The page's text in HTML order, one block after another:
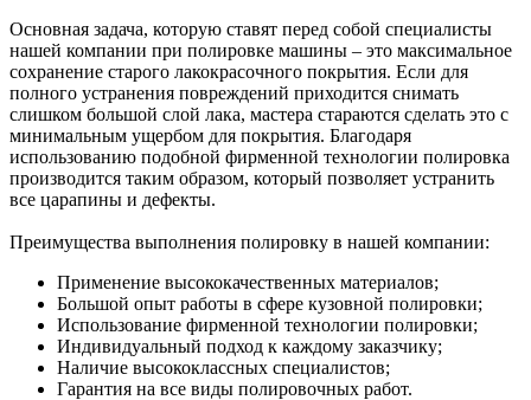
Основная задача, которую ставят перед собой специалисты
нашей компании при полировке машины – это максимальное
сохранение старого лакокрасочного покрытия. Если для
полного устранения повреждений приходится снимать
слишком большой слой лака, мастера стараются сделать это с
минимальным ущербом для покрытия. Благодаря
использованию подобной фирменной технологии полировка
производится таким образом, который позволяет устранить
все царапины и дефекты.
Преимущества выполнения полировку в нашей компании:
Применение высококачественных материалов;
Большой опыт работы в сфере кузовной полировки;
Использование фирменной технологии полировки;
Индивидуальный подход к каждому заказчику;
Наличие высококлассных специалистов;
Гарантия на все виды полировочных работ.